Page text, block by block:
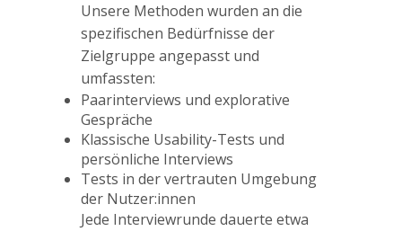
Unsere Methoden wurden an die
spezifischen Bedürfnisse der
Zielgruppe angepasst und
umfassten:
Paarinterviews und explorative
Gespräche
Klassische Usability-Tests und
persönliche Interviews
Tests in der vertrauten Umgebung
der Nutzer:innen
Jede Interviewrunde dauerte etwa